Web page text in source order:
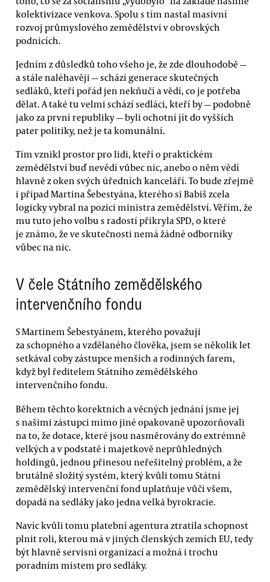
kolektivizace venkova. Spolu s tím nastal masivní
rozvoj průmyslového zemědělství v obrovských
podnicích.
Jedním z důsledků toho všeho je, že zde dlouhodobě —
a stále naléhavěji — schází generace skutečných
sedláků, kteří pořád jen nekňučí a vědí, co je potřeba
dělat. A také tu velmi schází sedláci, kteří by — podobně
jako za první republiky — byli ochotní jít do vyšších
pater politiky, než je ta komunální.
Tím vznikl prostor pro lidi, kteří o praktickém
zemědělství buď nevědí vůbec nic, anebo o něm vědí
hlavně z oken svých úředních kanceláří. To bude zřejmě
i případ Martina Šebestyána, kterého si Babiš zcela
logicky vybral na pozici ministra zemědělství. Věřím, že
mu tuto jeho volbu s radostí přikryla SPD, o které
je známo, že ve skutečnosti nemá žádné odborníky
vůbec na nic.
V čele Státního zemědělského
intervenčního fondu
S Martinem Šebestyánem, kterého považuji
za schopného a vzdělaného člověka, jsem se několik let
setkával coby zástupce menších a rodinných farem,
když byl ředitelem Státního zemědělského
intervenčního fondu.
Během těchto korektních a věcných jednání jsme jej
s našimi zástupci mimo jiné opakovaně upozorňovali
na to, že dotace, které jsou nasměrovány do extrémně
velkých a v podstatě i majetkově neprůhledných
holdingů, jednou přinesou neřešitelný problém, a že
brutálně složitý systém, který kvůli tomu Státní
zemědělský intervenční fond uplatňuje vůči všem,
dopadá na sedláky jako jedna velká byrokracie.
Navíc kvůli tomu platební agentura ztratila schopnost
plnit roli, kterou má v jiných členských zemích EU, tedy
být hlavně servisní organizací a možná i trochu
poradním místem pro sedláky.